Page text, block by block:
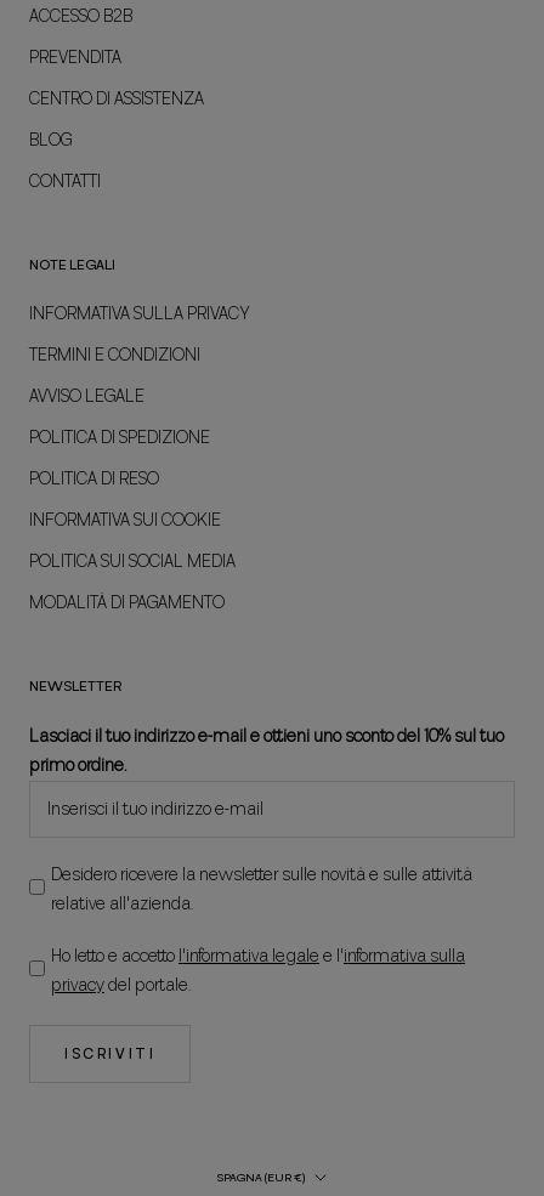
ACCESSO B2B
PREVENDITA
CENTRO DI ASSISTENZA
BLOG
CONTATTI
NOTE LEGALI
INFORMATIVA SULLA PRIVACY
TERMINI E CONDIZIONI
AVVISO LEGALE
POLITICA DI SPEDIZIONE
POLITICA DI RESO
INFORMATIVA SUI COOKIE
POLITICA SUI SOCIAL MEDIA
MODALITÀ DI PAGAMENTO
NEWSLETTER
Lasciaci il tuo indirizzo e-mail e ottieni uno sconto del 10% sul tuo
primo ordine.
Desidero ricevere la newsletter sulle novità e sulle attività
relative all'azienda.
Ho letto e accettol'informativa legalee l'informativa sulla
privacydel portale.
ISCRIVITI
Paese/regione
SPAGNA (EUR €)